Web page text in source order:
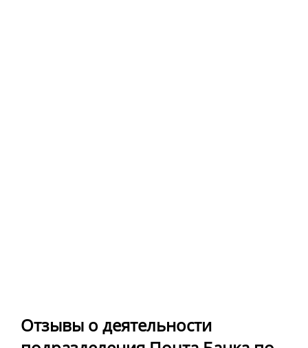
Отзывы о деятельности